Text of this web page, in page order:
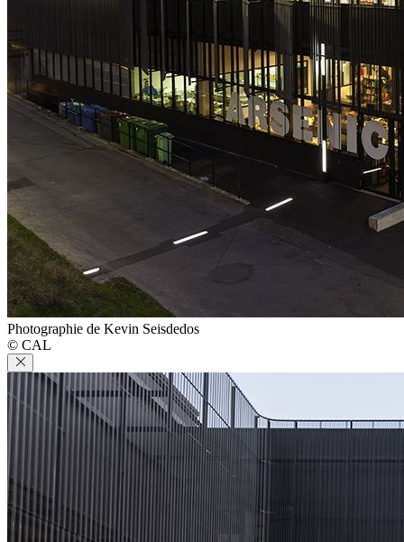
Photographie de Kevin Seisdedos
© CAL